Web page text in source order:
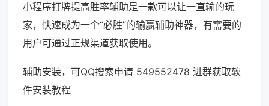
小程序打牌提高胜率辅助是一款可以让一直输的玩
家，快速成为一个“必胜”的输赢辅助神器，有需要的
用户可通过正规渠道获取使用。
辅助安装，可QQ搜索申请 549552478 进群获取软
件安装教程